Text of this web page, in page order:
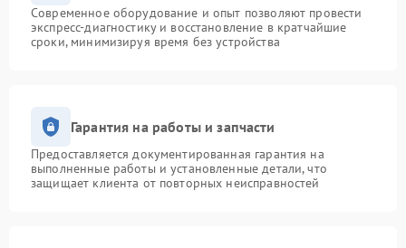
Современное оборудование и опыт позволяют провести
экспресс-диагностику и восстановление в кратчайшие
сроки, минимизируя время без устройства
Гарантия на работы и запчасти
Предоставляется документированная гарантия на
выполненные работы и установленные детали, что
защищает клиента от повторных неисправностей